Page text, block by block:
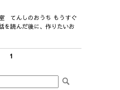
てんしのおうち もうすぐ
を読んだ後に、作りたいお
1